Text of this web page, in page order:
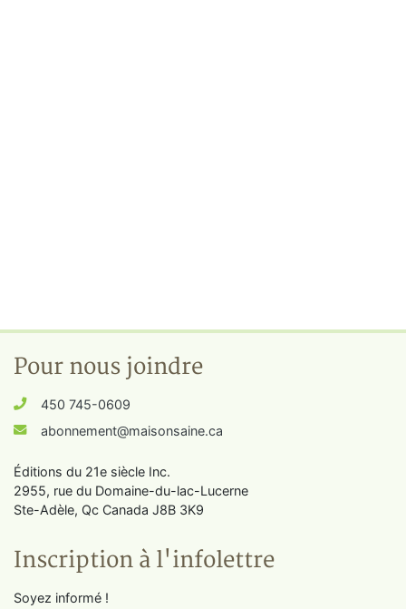
Pour nous joindre
450 745-0609
abonnement@maisonsaine.ca
Éditions du 21e siècle Inc.
2955, rue du Domaine-du-lac-Lucerne
Ste-Adèle, Qc Canada J8B 3K9
Inscription à l'infolettre
Soyez informé !